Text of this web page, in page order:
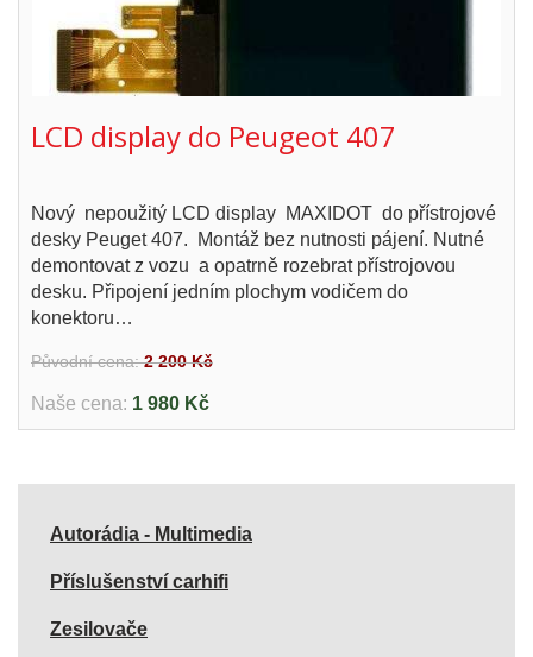
LCD display do Peugeot 407
Nový nepoužitý LCD display MAXIDOT do přístrojové
desky Peuget 407. Montáž bez nutnosti pájení. Nutné
demontovat z vozu a opatrně rozebrat přístrojovou
desku. Připojení jedním plochym vodičem do
konektoru…
Původní cena:2 200 Kč
Naše cena: 1 980 Kč
Autorádia - Multimedia
Příslušenství carhifi
Zesilovače